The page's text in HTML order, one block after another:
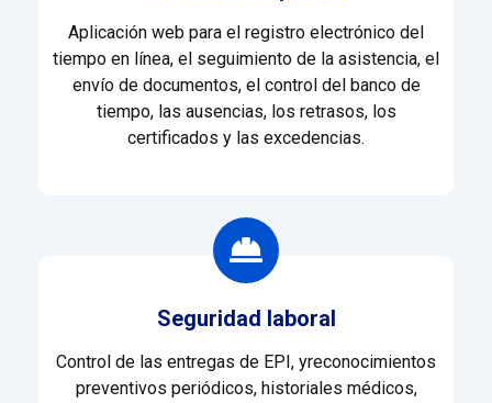
Aplicación web para el registro electrónico del
tiempo en línea, el seguimiento de la asistencia, el
envío de documentos, el control del banco de
tiempo, las ausencias, los retrasos, los
certificados y las excedencias.
Seguridad laboral
Control de las entregas de EPI, yreconocimientos
preventivos periódicos, historiales médicos,